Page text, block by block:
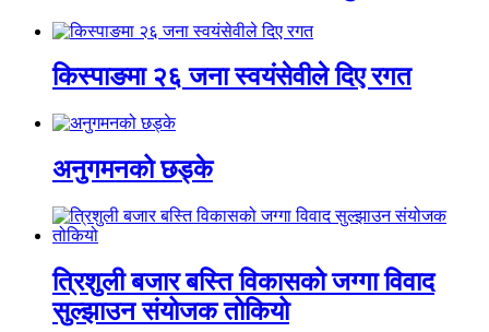
किस्पाङमा २६ जना स्वयंसेवीले दिए रगत
अनुगमनको छड्के
त्रिशुली बजार बस्ति विकासको जग्गा विवाद
सुल्झाउन संयोजक तोकियो